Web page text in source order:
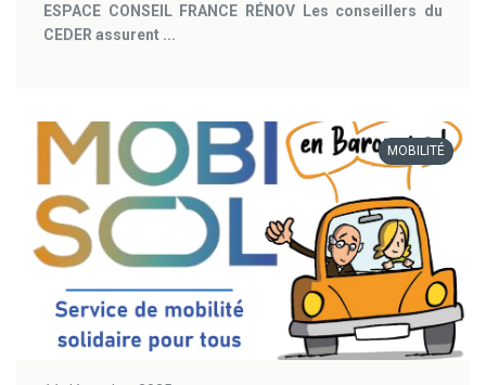
ESPACE CONSEIL FRANCE RÉNOV
Les conseillers du
CEDER assurent ...
MOBILITÉ